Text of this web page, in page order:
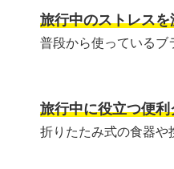
旅行中のストレス
普段から使っているブ
旅行中に役立つ便利
折りたたみ式の食器や